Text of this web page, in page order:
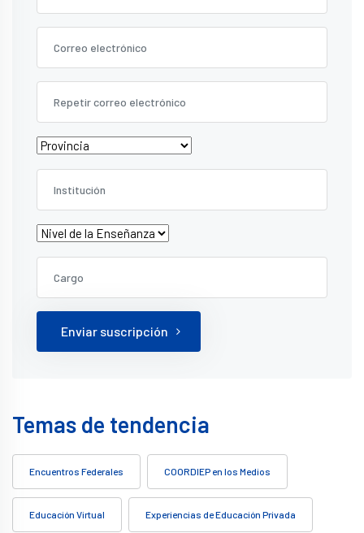
Enviar suscripción
Temas de tendencia
Encuentros Federales COORDIEP en los Medios
Educación Virtual Experiencias de Educación Privada